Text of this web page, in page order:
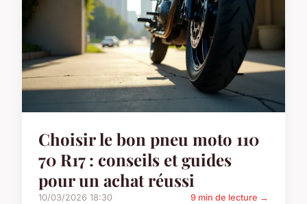
Choisir le bon pneu moto 110
70 R17 : conseils et guides
pour un achat réussi
10/03/2026 18:30 9 min de lecture →